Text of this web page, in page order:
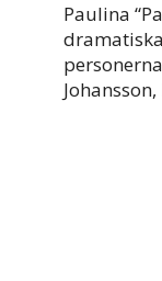
Paulina